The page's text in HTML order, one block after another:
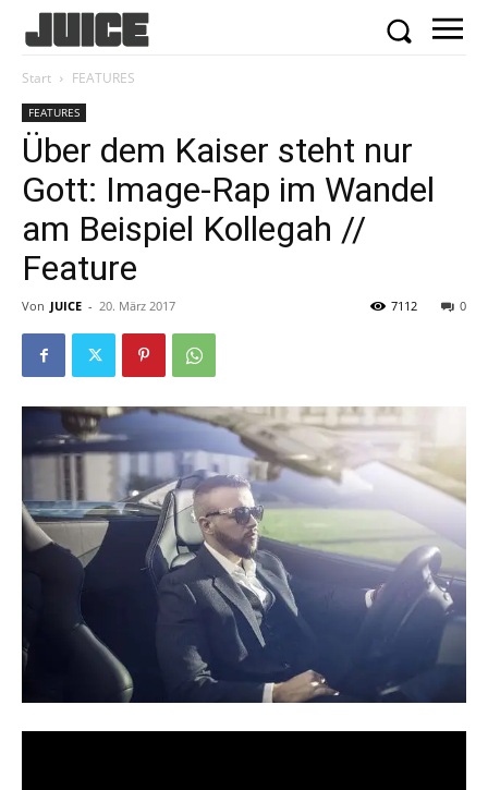
Start FEATURES
FEATURES
Über dem Kaiser steht nur
Gott: Image-Rap im Wandel
am Beispiel Kollegah //
Feature
Von JUICE - 20. März 2017 0
7112